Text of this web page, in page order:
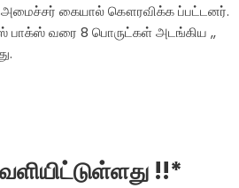
அமைச்சர் கையால் கௌரவிக்க ப்பட்டனர்.
பாக்ஸ் வரை 8 பொருட்கள் அடங்கிய ,,
!!*